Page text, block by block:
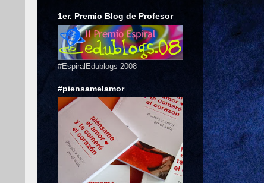
1er. Premio Blog de Profesor
#EspiralEdublogs 2008
#piensamelamor